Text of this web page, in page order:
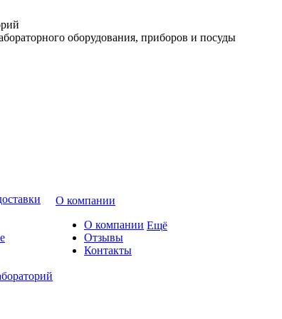
оборудования, приборов и посуды
О компании
О компании
Отзывы
Контакты
Ещё